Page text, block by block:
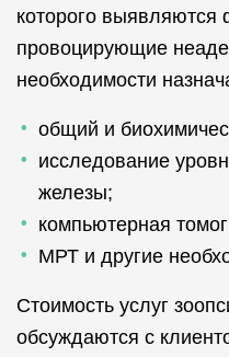
которого выявляются
провоцирующие
необходимости
общий и
исследование
железы;
компьютерная
МРТ и другие
Стоимость услуг
обсуждаются с